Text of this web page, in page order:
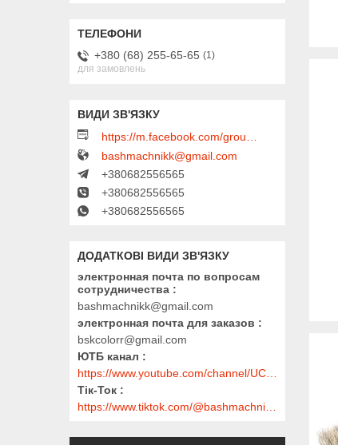
+380 (68) 255-65-65
1
для замовлень
bashmachnikk@gmail.com
+380682556565
+380682556565
+380682556565
электронная почта по вопросам
сотрудничества
bashmachnikk@gmail.com
электронная почта для заказов
bskcolorr@gmail.com
ЮТБ канал
Тік-Ток